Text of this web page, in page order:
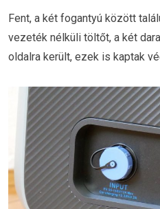
Fent, a két fogantyú között
vezeték nélküli töltőt, a két
oldalra került, ezek is kaptak